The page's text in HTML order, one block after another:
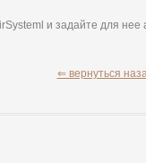
и задайте для
⇐ вернуться